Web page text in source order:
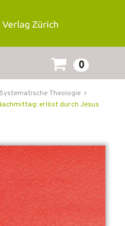
0
Systematische Theologie
erlöst durch Jesus